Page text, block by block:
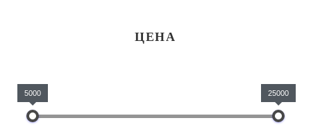
ЦЕНА
5000 25000